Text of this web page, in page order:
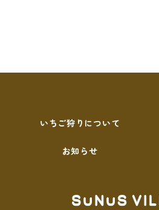
いちご狩りについて
お知らせ